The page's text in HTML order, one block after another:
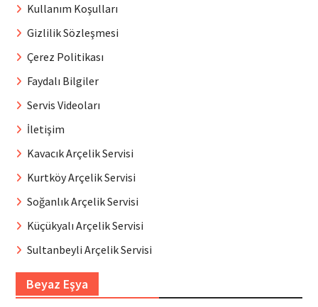
Kullanım Koşulları
Gizlilik Sözleşmesi
Çerez Politikası
Faydalı Bilgiler
Servis Videoları
İletişim
Kavacık Arçelik Servisi
Kurtköy Arçelik Servisi
Soğanlık Arçelik Servisi
Küçükyalı Arçelik Servisi
Sultanbeyli Arçelik Servisi
Beyaz Eşya